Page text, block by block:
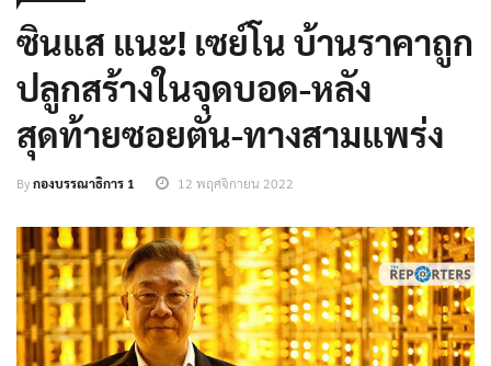
ซินแส แนะ! เซย์โน บ้านราคาถูก
ปลูกสร้างในจุดบอด-หลัง
สุดท้ายซอยตัน-ทางสามแพร่ง
Byกองบรรณาธิการ 1 12 พฤศจิกายน 2022